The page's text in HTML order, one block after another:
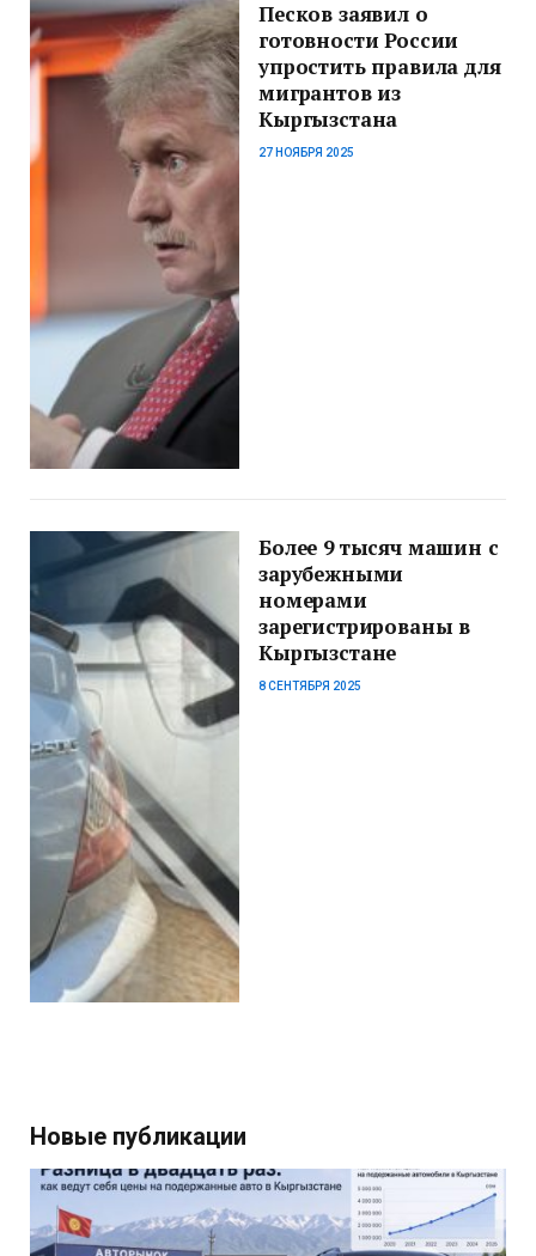
Песков заявил о
готовности России
упростить правила для
мигрантов из
Кыргызстана
27 НОЯБРЯ 2025
Более 9 тысяч машин с
зарубежными
номерами
зарегистрированы в
Кыргызстане
8 СЕНТЯБРЯ 2025
Новые публикации